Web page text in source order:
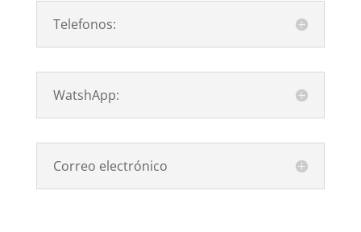
Telefonos:
WatshApp:
Correo electrónico